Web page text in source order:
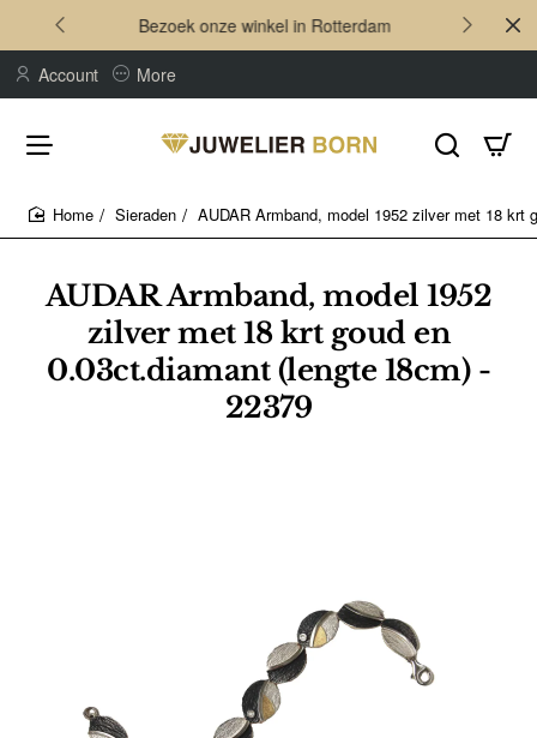
Bezoek onze winkel in Rotterdam
Account More
AUDAR Armband, model 1952
zilver met 18 krt goud en
0.03ct.diamant (lengte 18cm) -
22379
Sieraden AUDAR Armband, model 1952 zilver met 18 krt